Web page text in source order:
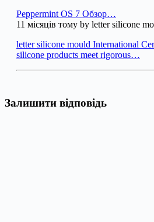
Peppermint OS 7 Обзор…
11 місяців тому by letter silicone
letter silicone mould International
silicone products meet rigorous…
Залишити відповідь